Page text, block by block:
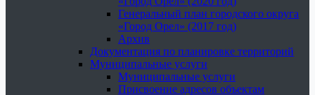
Генеральный план городского округа
«Город Орел» (2017 год)
Архив
Документация по планировке территорий
Муниципальные услуги
Муниципальные услуги
Присвоение адресов объектам